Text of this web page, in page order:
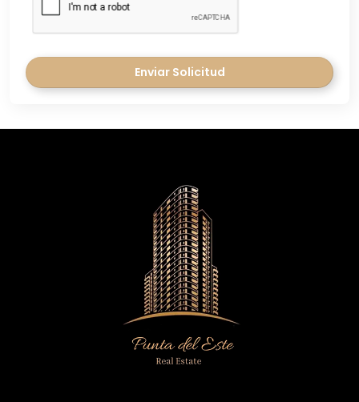
Enviar Solicitud